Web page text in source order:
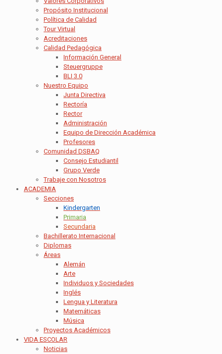
Propósito Institucional
Política de Calidad
Tour Virtual
Acreditaciones
Calidad Pedagógica
Información General
Steuergruppe
BLI 3.0
Nuestro Equipo
Junta Directiva
Rectoría
Rector
Administración
Equipo de Dirección Académica
Profesores
Comunidad DSBAQ
Consejo Estudiantil
Grupo Verde
Trabaje con Nosotros
ACADEMIA
Secciones
Kindergarten
Primaria
Secundaria
Bachillerato Internacional
Diplomas
Áreas
Alemán
Arte
Individuos y Sociedades
Inglés
Lengua y Literatura
Matemáticas
Música
Proyectos Académicos
VIDA ESCOLAR
Noticias